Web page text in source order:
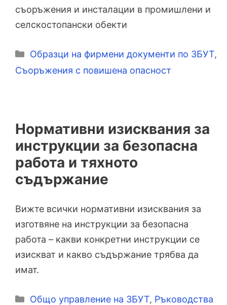
съоръжения и инсталации в промишлени и
селскостопански обекти
Категории
Образци на фирмени документи по ЗБУТ,
Съоръжения с повишена опасност
Нормативни изисквания за
инструкции за безопасна
работа и тяхното
съдържание
Вижте всички нормативни изисквания за
изготвяне на инструкции за безопасна
работа – какви конкретни инструкции се
изискват и какво съдържание трябва да
имат.
Категории
Общо управление на ЗБУТ, Ръководства